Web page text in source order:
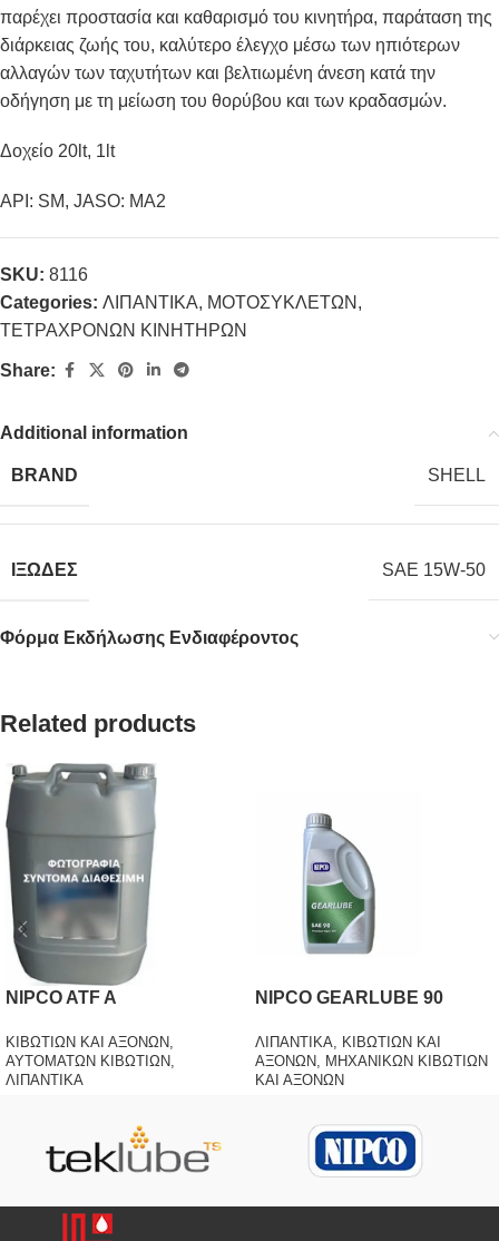
παρέχει προστασία και καθαρισμό του κινητήρα, παράταση της
διάρκειας ζωής του, καλύτερο έλεγχο μέσω των ηπιότερων
αλλαγών των ταχυτήτων και βελτιωμένη άνεση κατά την
οδήγηση με τη μείωση του θορύβου και των κραδασμών.
Δοχείο 20lt, 1lt
API: SM, JASO: MA2
SKU: 8116
Categories: ΛΙΠΑΝΤΙΚΑ, ΜΟΤΟΣΥΚΛΕΤΩΝ ,
ΤΕΤΡΑΧΡΟΝΩΝ ΚΙΝΗΤΗΡΩΝ
Share:
Additional information
BRAND SHELL
ΙΞΩΔΕΣ SAE 15W-50
Φόρμα Εκδήλωσης Ενδιαφέροντος
Related products
NIPCO ATF A
ΚΙΒΩΤΙΩΝ ΚΑΙ ΑΞΟΝΩΝ
ΑΥΤΟΜΑΤΩΝ ΚΙΒΩΤΙΩΝ
ΛΙΠΑΝΤΙΚΑ
NIPCO GEARLUBE 90
ΛΙΠΑΝΤΙΚΑ
ΚΙΒΩΤΙΩΝ ΚΑΙ
ΑΞΟΝΩΝ ΜΗΧΑΝΙΚΩΝ ΚΙΒΩΤΙΩΝ
ΚΑΙ ΑΞΟΝΩΝ